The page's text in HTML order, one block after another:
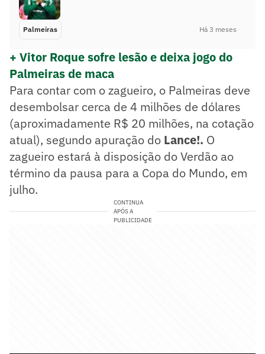
Palmeiras Há 3 meses
+ Vitor Roque sofre lesão e deixa jogo do
Palmeiras de maca
Para contar com o zagueiro, o Palmeiras deve
desembolsar cerca de 4 milhões de dólares
(aproximadamente R$ 20 milhões, na cotação
atual), segundo apuração do Lance!. O
zagueiro estará à disposição do Verdão ao
término da pausa para a Copa do Mundo, em
julho.
CONTINUA
APÓS A
PUBLICIDADE